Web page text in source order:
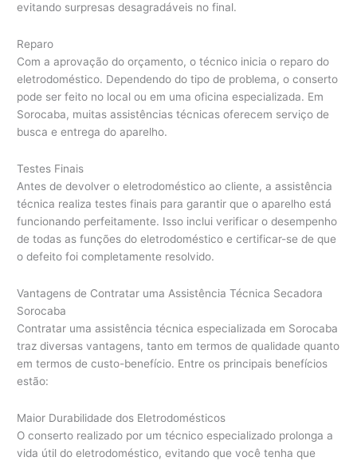
evitando surpresas desagradáveis no final.
Reparo
Com a aprovação do orçamento, o técnico inicia o reparo do
eletrodoméstico. Dependendo do tipo de problema, o conserto
pode ser feito no local ou em uma oficina especializada. Em
Sorocaba, muitas assistências técnicas oferecem serviço de
busca e entrega do aparelho.
Testes Finais
Antes de devolver o eletrodoméstico ao cliente, a assistência
técnica realiza testes finais para garantir que o aparelho está
funcionando perfeitamente. Isso inclui verificar o desempenho
de todas as funções do eletrodoméstico e certificar-se de que
o defeito foi completamente resolvido.
Vantagens de Contratar uma Assistência Técnica Secadora
Sorocaba
Contratar uma assistência técnica especializada em Sorocaba
traz diversas vantagens, tanto em termos de qualidade quanto
em termos de custo-benefício. Entre os principais benefícios
estão:
Maior Durabilidade dos Eletrodomésticos
O conserto realizado por um técnico especializado prolonga a
vida útil do eletrodoméstico, evitando que você tenha que